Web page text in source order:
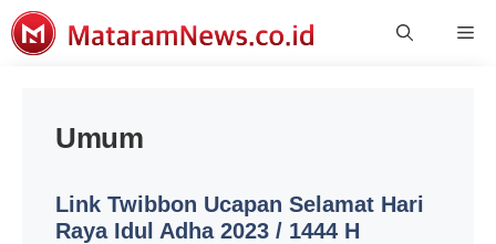
Langsung
ke
Umum
Link Twibbon Ucapan Selamat Hari
Raya Idul Adha 2023 / 1444 H